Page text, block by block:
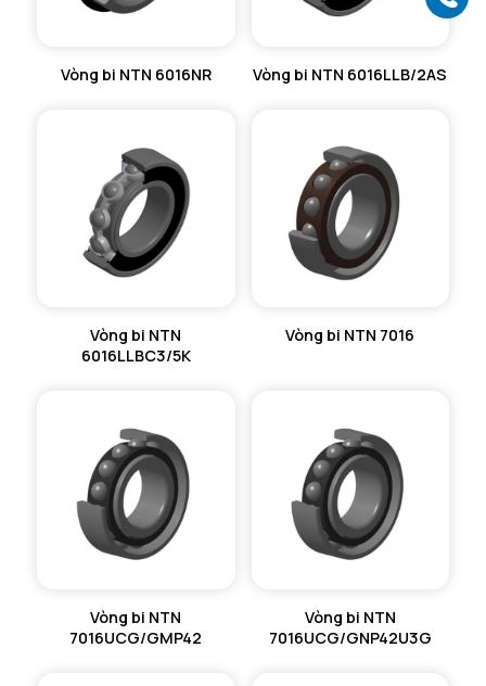
Vòng bi NTN 6016NR Vòng bi NTN 6016LLB/2AS
Vòng bi NTN
6016LLBC3/5K
Vòng bi NTN 7016
Vòng bi NTN
7016UCG/GMP42
Vòng bi NTN
7016UCG/GNP42U3G